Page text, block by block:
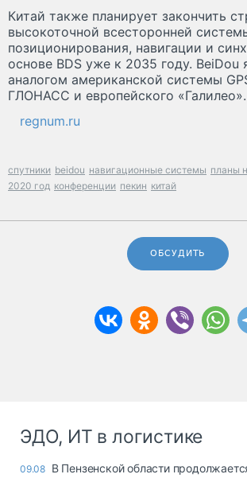
Китай также планирует закончить
высокоточной всесторонней
позиционирования, навигации и
основе BDS уже к 2035 году. BeiDou
аналогом американской системы
ГЛОНАСС и европейского «Галилео».
regnum.ru
спутники beidou навигационные системы планы
2020 год конференции пекин китай
ОБСУДИТЬ
ЭДО, ИТ в логистике
09.08 В Пензенской области